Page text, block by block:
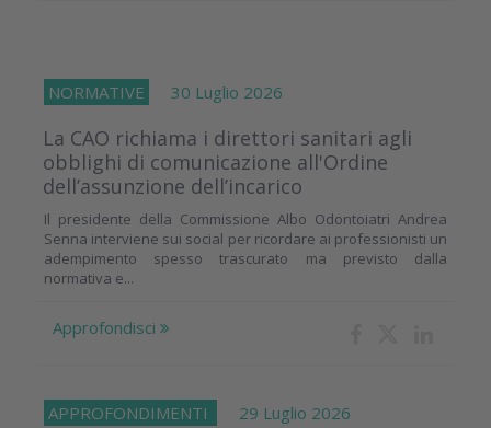
NORMATIVE 30 Luglio 2026
La CAO richiama i direttori sanitari agli
obblighi di comunicazione all'Ordine
dell’assunzione dell’incarico
Il presidente della Commissione Albo Odontoiatri Andrea
Senna interviene sui social per ricordare ai professionisti un
adempimento spesso trascurato ma previsto dalla
normativa e...
Approfondisci
APPROFONDIMENTI 29 Luglio 2026